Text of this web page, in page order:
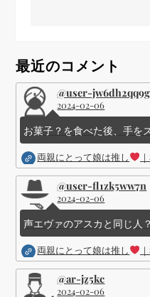
シ
ョ
ン
最近のコメント
@user-jw6dh2qq9g
2024-02-06
お菓子？を食べた後、手を
両親にとって娘は推し
@user-fl1zk5ww7n
2024-02-06
声エヴァのアスカと同じ人？
両親にとって娘は推し
@ar-jz5kc
2024-02-06